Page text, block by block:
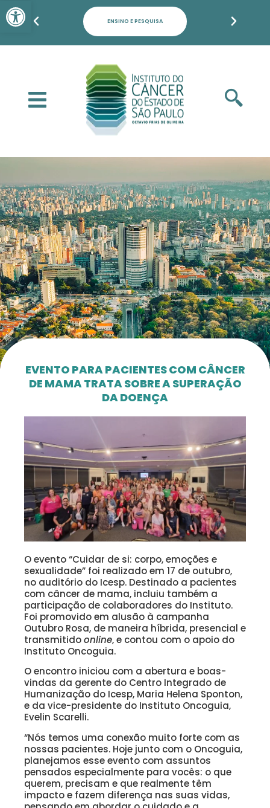
Barra de Ferramentas
ENSINO E PESQUISA
EVENTO PARA PACIENTES COM CÂNCER
DE MAMA TRATA SOBRE A SUPERAÇÃO
DA DOENÇA
O evento “Cuidar de si: corpo, emoções e
sexualidade” foi realizado em 17 de outubro,
no auditório do Icesp. Destinado a pacientes
com câncer de mama, incluiu também a
participação de colaboradores do Instituto.
Foi promovido em alusão à campanha
Outubro Rosa, de maneira híbrida, presencial e
transmitidoonline, e contou com o apoio do
Instituto Oncoguia.
O encontro iniciou com a abertura e boas-
vindas da gerente do Centro Integrado de
Humanização do Icesp, Maria Helena Sponton,
e da vice-presidente do Instituto Oncoguia,
Evelin Scarelli.
“Nós temos uma conexão muito forte com as
nossas pacientes. Hoje junto com o Oncoguia,
planejamos esse evento com assuntos
pensados especialmente para vocês: o que
querem, precisam e que realmente têm
impacto e fazem diferença nas suas vidas,